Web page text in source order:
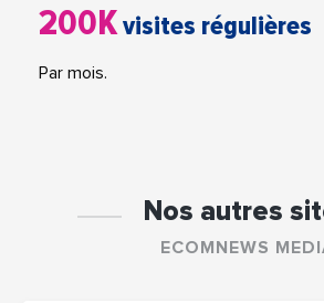
200Kvisites régulières
Par mois.
Nos autres
ECOMNEWS